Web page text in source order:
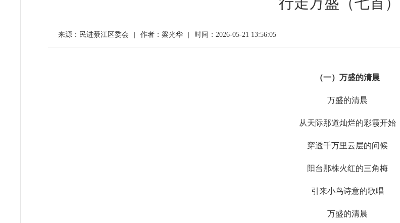
来源：民进綦江区委会 作者：梁光华 时间：2026-05-21 13:56:05
（一） 万盛的清晨
万盛的清晨
从天际那道灿烂的彩霞开始
穿透千万里云层的问候
阳台那株火红的三角梅
引来小鸟诗意的歌唱
万盛的清晨